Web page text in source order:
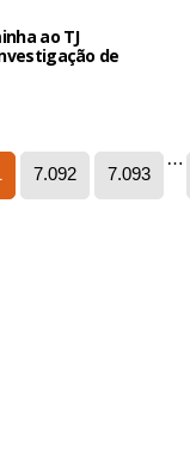
ao TJ
de
7.092 7.093
…